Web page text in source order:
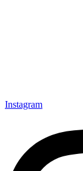
Instagram